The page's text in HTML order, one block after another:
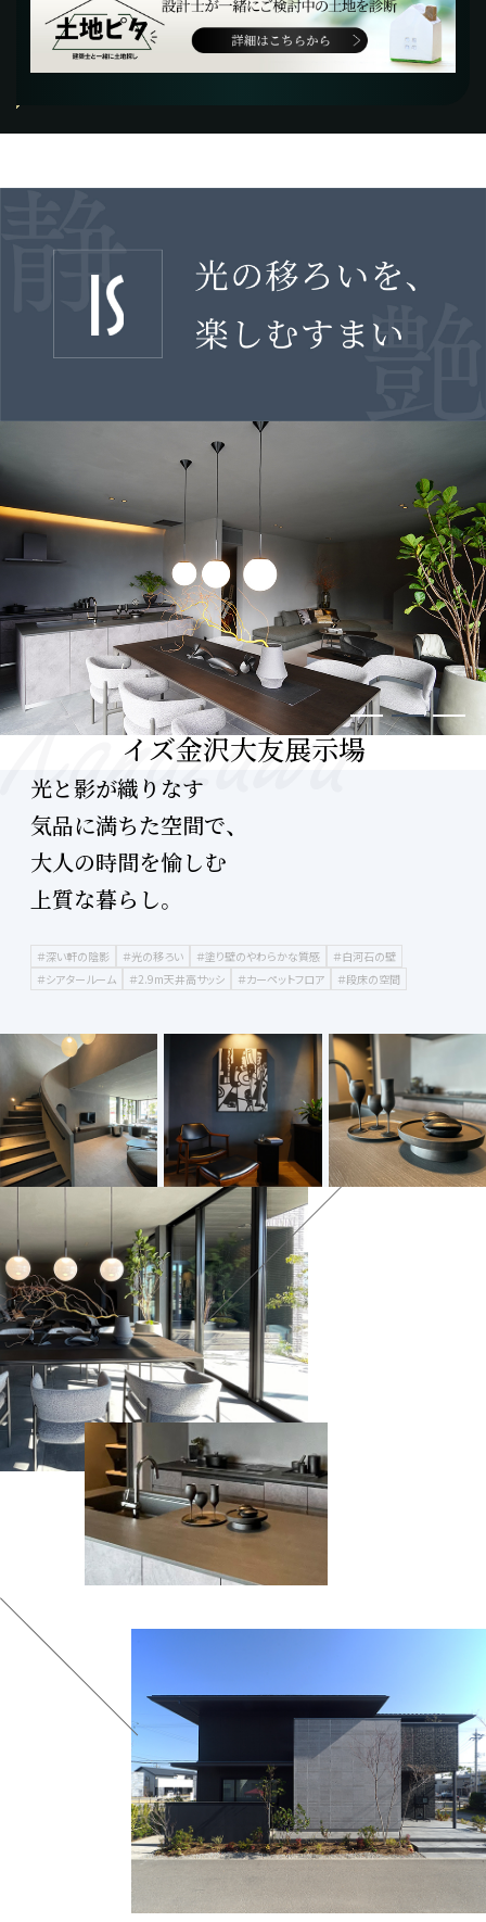
イズ金沢大友展示場
光と影が織りなす
気品に満ちた空間で、
大人の時間を愉しむ
上質な暮らし。
＃深い軒の陰影 ＃光の移ろい ＃塗り壁のやわらかな質感
＃白河石の壁
＃シアタールーム
＃2.9m天井高サッシ ＃カーペットフロア ＃段床の空間